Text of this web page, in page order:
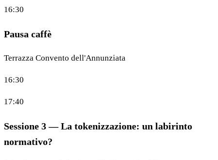
16:30
Pausa caffè
Terrazza Convento dell'Annunziata
16:30
17:40
Sessione 3 — La tokenizzazione: un labirinto
normativo?